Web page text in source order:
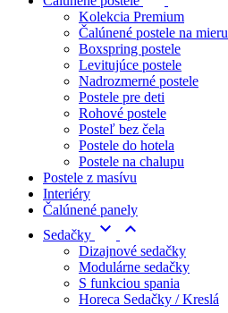
Kolekcia Premium
Čalúnené postele na mieru
Boxspring postele
Levitujúce postele
Nadrozmerné postele
Postele pre deti
Rohové postele
Posteľ bez čela
Postele do hotela
Postele na chalupu
Postele z masívu
Interiéry
Čalúnené panely
Sedačky  
Dizajnové sedačky
Modulárne sedačky
S funkciou spania
Horeca Sedačky / Kreslá